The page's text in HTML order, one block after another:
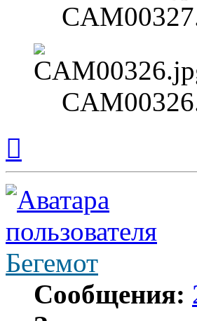
началу
Бегемот
Сообщения: